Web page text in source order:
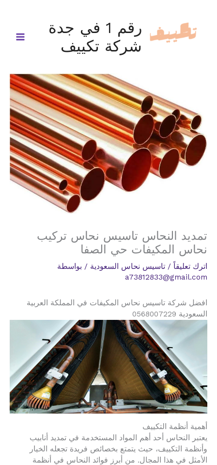
المحتوى
رقم 1 في جدة
شركة تكييف
تمديد النحاس تاسيس نحاس تركيب
نحاس المكيفات حي الصفا
اترك تعليقاً / تاسيس نحاس السعودية / بواسطة
a73812833@gmail.com
افضل شركة تاسيس نحاس المكيفات في المملكة العربية
السعودية 0568007229
أهمية أنظمة التكييف
يعتبر النحاس أحد أهم المواد المستخدمة في تمديد أنابيب
وأنظمة التكييف، حيث يتمتع بخصائص فريدة تجعله الخيار
الأمثل في هذا المجال. من أبرز فوائد النحاس في أنظمة